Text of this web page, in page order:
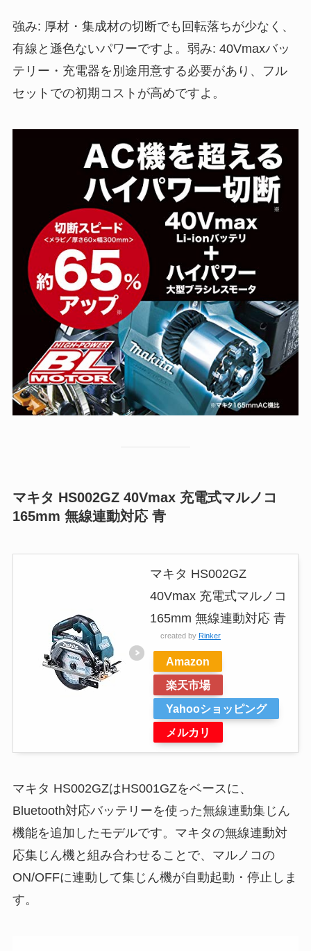
強み: 厚材・集成材の切断でも回転落ちが少なく、
有線と遜色ないパワーですよ。弱み: 40Vmaxバッ
テリー・充電器を別途用意する必要があり、フル
セットでの初期コストが高めですよ。
マキタ HS002GZ 40Vmax 充電式マルノコ
165mm 無線連動対応 青
マキタ HS002GZ
40Vmax 充電式マルノコ
165mm 無線連動対応 青
created by Rinker
Amazon
楽天市場
Yahooショッピング
メルカリ
マキタ HS002GZはHS001GZをベースに、
Bluetooth対応バッテリーを使った無線連動集じん
機能を追加したモデルです。マキタの無線連動対
応集じん機と組み合わせることで、マルノコの
ON/OFFに連動して集じん機が自動起動・停止しま
す。